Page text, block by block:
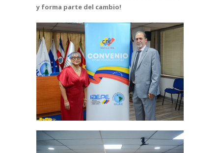
y forma parte del cambio!